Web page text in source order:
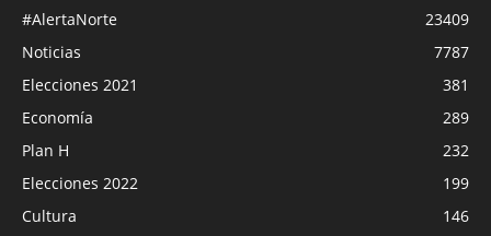
#AlertaNorte
23409
Noticias
7787
Elecciones 2021
381
Economía
289
Plan H
232
Elecciones 2022
199
Cultura
146